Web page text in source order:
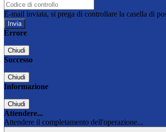
E-mail inviata, si prega di controllare la casella di
Errore
Chiudi
Successo
Chiudi
Informazione
Chiudi
Attendere...
Attendere il completamento dell'operazione...